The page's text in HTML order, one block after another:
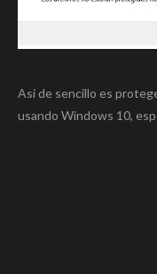
Así de sencillo es
usando Windows 10,